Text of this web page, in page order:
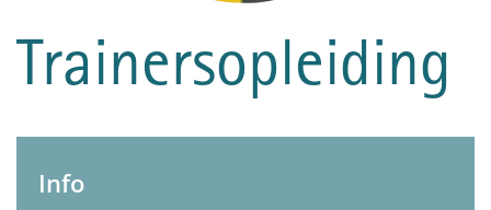
Trainersopleiding
Info